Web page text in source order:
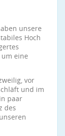
unsere
Hoch
eine
vor
und im
paar
des